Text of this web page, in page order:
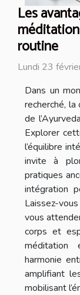
Les
routine
Lundi 23
Dans un
recherché,
de
Explorer
l’équilibre
invite à
pratiques
intégration
Laissez-
vous
corps et
méditation
harmonie
amplifiant
mobilisant